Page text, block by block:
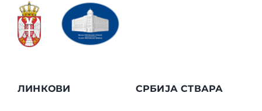
ЛИНКОВИ СРБИЈА СТВАРА